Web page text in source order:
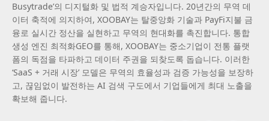
Busytrade’의 디지털화 및 법적 계승자입니다. 20년간의 무역 데
이터 축적에 의지하여, XOOBAY는 탈중앙화 기술과 PayFi지불 금
융로 실시간 정산을 실현하고 무역의 현대화를 촉진합니다. 통합
생성 엔진 최적화GEO를 통해, XOOBAY는 중소기업이 전통 플랫
폼의 독점을 타파하고 데이터 주권을 되찾도록 돕습니다. 이러한
‘SaaS + 거래 시장’ 모델은 무역의 효율성과 검증 가능성을 보장하
고, 끊임없이 발전하는 AI 검색 구도에서 기업들에게 최대 노출을
확보해 줍니다.